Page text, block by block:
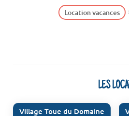
Location vacances
LES
Village Toue du Domaine